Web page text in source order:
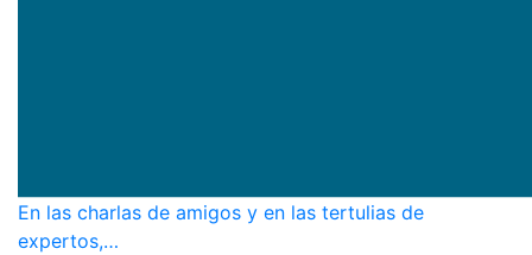
En las charlas de amigos y en las tertulias de
expertos,…